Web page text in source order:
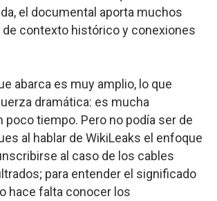
el documental aporta muchos
de contexto histórico y conexiones
abarca es muy amplio, lo que
dramática: es mucha
poco tiempo. Pero no podía ser de
al hablar de WikiLeaks el enfoque
al caso de los cables
para entender el significado
hace falta conocer los